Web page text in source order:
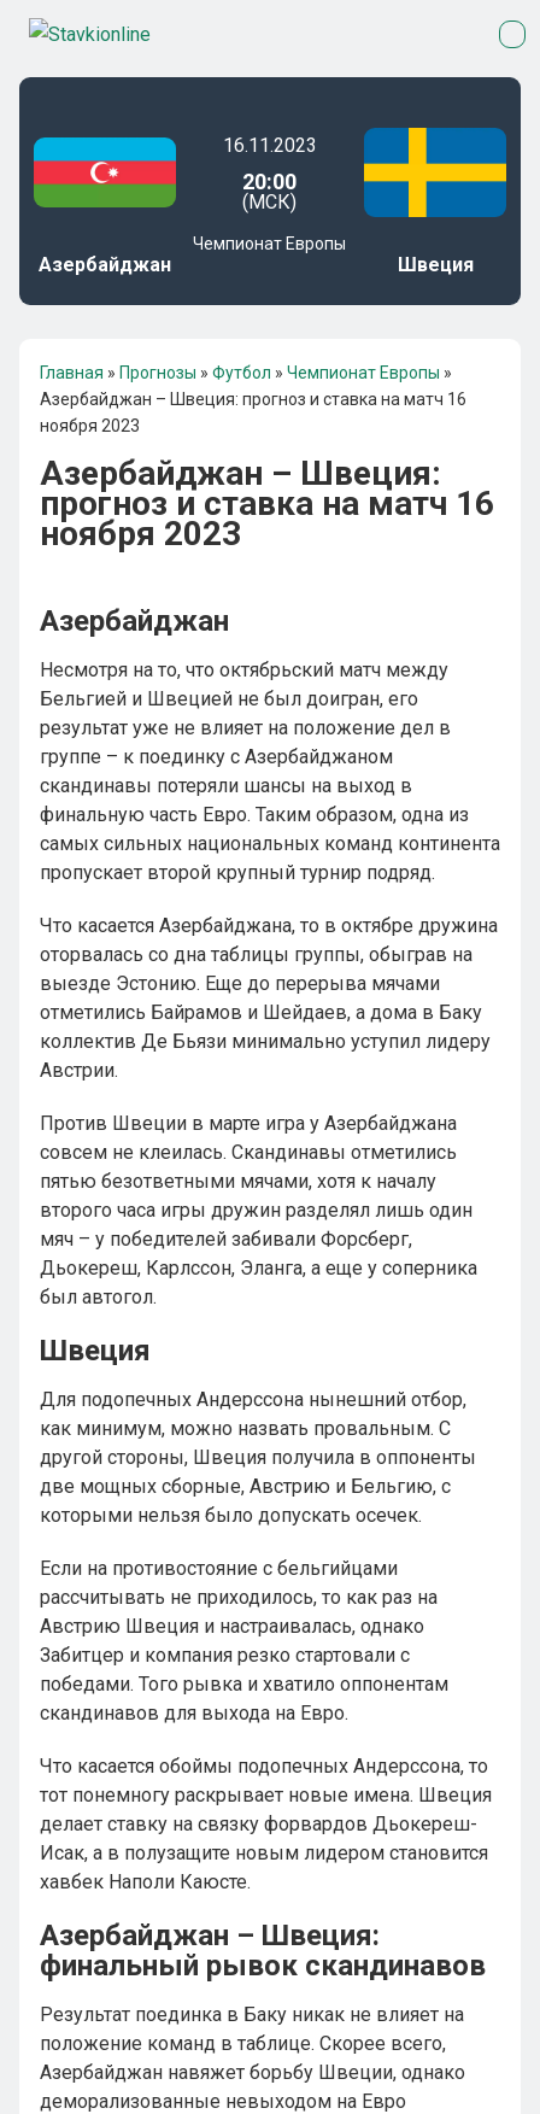
Азербайджан
16.11.2023
20:00
(МСК)
Чемпионат Европы
Швеция
Главная » Прогнозы » Футбол » Чемпионат Европы »
Азербайджан – Швеция: прогноз и ставка на матч 16
ноября 2023
Азербайджан – Швеция:
прогноз и ставка на матч 16
ноября 2023
Азербайджан
Несмотря на то, что октябрьский матч между
Бельгией и Швецией не был доигран, его
результат уже не влияет на положение дел в
группе – к поединку с Азербайджаном
скандинавы потеряли шансы на выход в
финальную часть Евро. Таким образом, одна из
самых сильных национальных команд континента
пропускает второй крупный турнир подряд.
Что касается Азербайджана, то в октябре дружина
оторвалась со дна таблицы группы, обыграв на
выезде Эстонию. Еще до перерыва мячами
отметились Байрамов и Шейдаев, а дома в Баку
коллектив Де Бьязи минимально уступил лидеру
Австрии.
Против Швеции в марте игра у Азербайджана
совсем не клеилась. Скандинавы отметились
пятью безответными мячами, хотя к началу
второго часа игры дружин разделял лишь один
мяч – у победителей забивали Форсберг,
Дьокереш, Карлссон, Эланга, а еще у соперника
был автогол.
Швеция
Для подопечных Андерссона нынешний отбор,
как минимум, можно назвать провальным. С
другой стороны, Швеция получила в оппоненты
две мощных сборные, Австрию и Бельгию, с
которыми нельзя было допускать осечек.
Если на противостояние с бельгийцами
рассчитывать не приходилось, то как раз на
Австрию Швеция и настраивалась, однако
Забитцер и компания резко стартовали с
победами. Того рывка и хватило оппонентам
скандинавов для выхода на Евро.
Что касается обоймы подопечных Андерссона, то
тот понемногу раскрывает новые имена. Швеция
делает ставку на связку форвардов Дьокереш-
Исак, а в полузащите новым лидером становится
хавбек Наполи Каюсте.
Азербайджан – Швеция:
финальный рывок скандинавов
Результат поединка в Баку никак не влияет на
положение команд в таблице. Скорее всего,
Азербайджан навяжет борьбу Швеции, однако
деморализованные невыходом на Евро